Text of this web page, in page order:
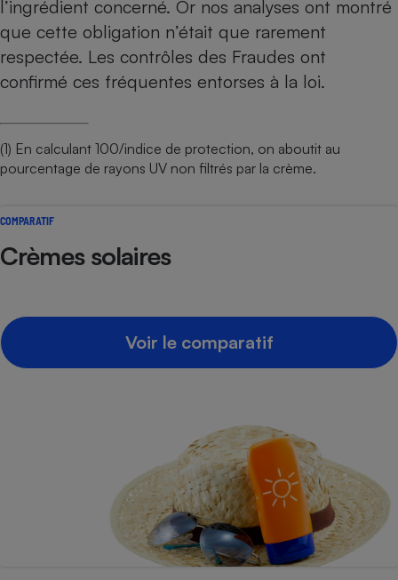
l’ingrédient concerné. Or nos analyses ont montré
que cette obligation n’était que rarement
respectée. Les contrôles des Fraudes ont
confirmé ces fréquentes entorses à la loi.
(1) En calculant 100/indice de protection, on aboutit au
pourcentage de rayons UV non filtrés par la crème.
COMPARATIF
Crèmes solaires
Voir le comparatif